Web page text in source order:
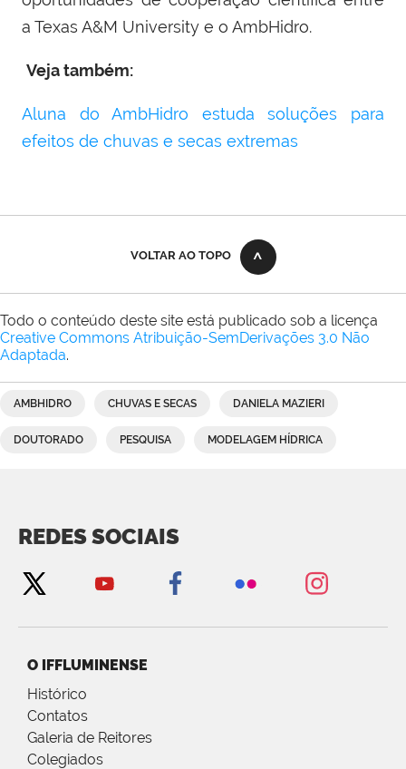
a Texas A&M University e o AmbHidro.
Veja também:
Aluna do AmbHidro estuda soluções para
efeitos de chuvas e secas extremas
VOLTAR AO TOPO
Todo o conteúdo deste site está publicado sob a licença
Creative Commons Atribuição-SemDerivações 3.0 Não
Adaptada.
AMBHIDRO CHUVAS E SECAS DANIELA MAZIERI
DOUTORADO PESQUISA MODELAGEM HÍDRICA
REDES SOCIAIS
O IFFLUMINENSE
Histórico
Contatos
Galeria de Reitores
Colegiados